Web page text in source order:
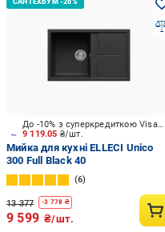
9 119.05 ₴/шт.
До -10% з суперкредиткою Visa Вигода
Мийка для кухні ELLECI Unico
300 Full Black 40
6
13 377 -3 778 ₴
9 599 ₴/шт.